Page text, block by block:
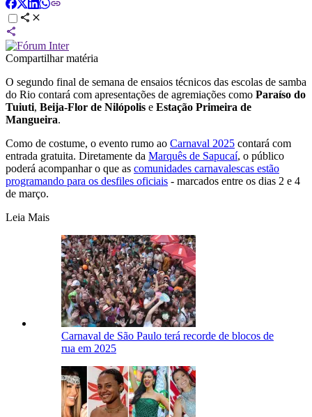
Compartilhar matéria
O segundo final de semana de ensaios técnicos das escolas de samba
do Rio contará com apresentações de agremiações como Paraíso do
Tuiuti, Beija-Flor de Nilópolis e Estação Primeira de
Mangueira.
Como de costume, o evento rumo ao Carnaval 2025 contará com
entrada gratuita. Diretamente da Marquês de Sapucaí, o público
poderá acompanhar o que as comunidades carnavalescas estão
programando para os desfiles oficiais - marcados entre os dias 2 e 4
de março.
Leia Mais
Carnaval de São Paulo terá recorde de blocos de
rua em 2025